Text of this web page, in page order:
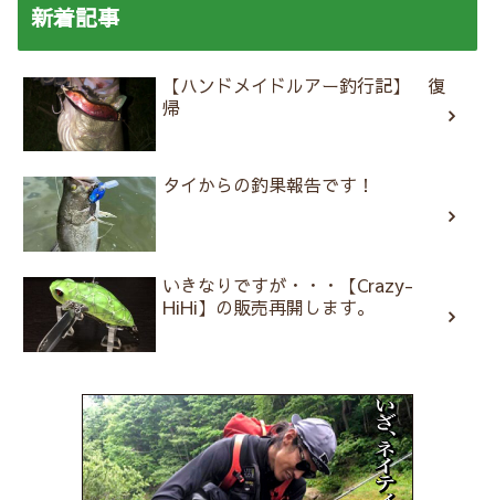
新着記事
【ハンドメイドルアー釣行記】 復
帰
タイからの釣果報告です！
いきなりですが・・・【Crazy-
HiHi】の販売再開します。